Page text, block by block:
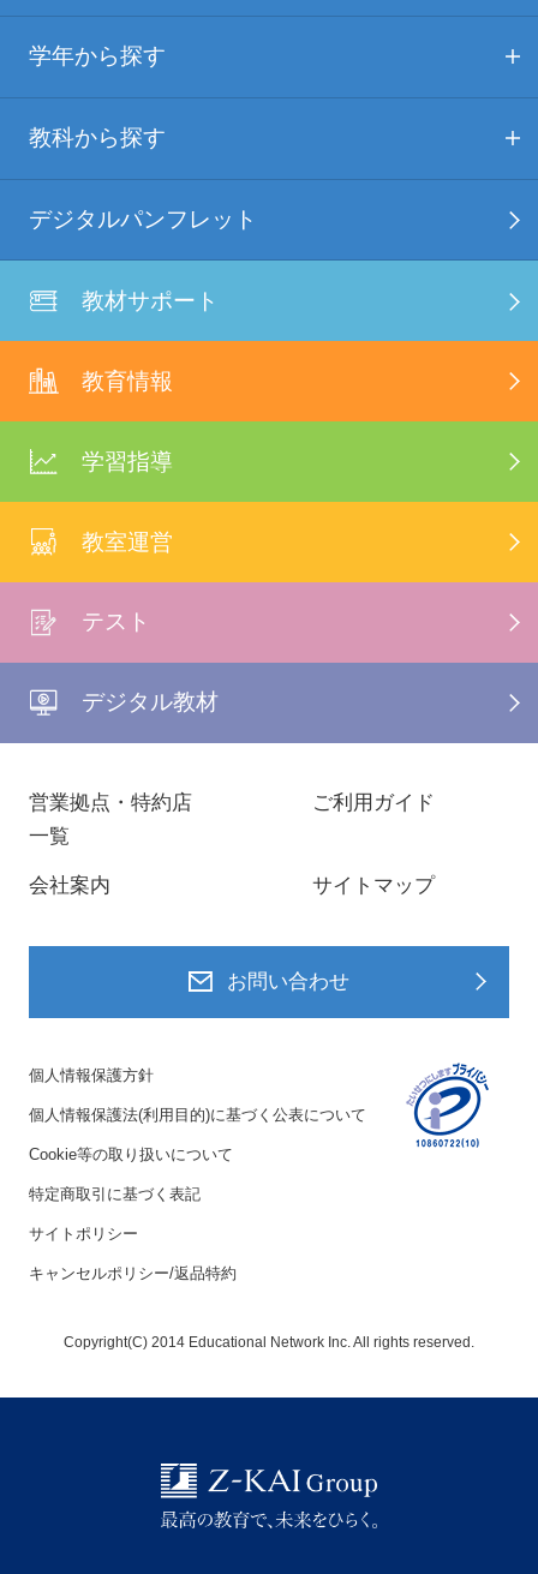
学年から探す
教科から探す
デジタルパンフレット
教材サポート
教育情報
学習指導
教室運営
テスト
デジタル教材
営業拠点・特約店
一覧
ご利用ガイド
会社案内 サイトマップ
お問い合わせ
個人情報保護方針
個人情報保護法(利用目的)に基づく公表について
Cookie等の取り扱いについて
特定商取引に基づく表記
サイトポリシー
キャンセルポリシー/返品特約
Copyright(C) 2014 Educational Network Inc. All rights reserved.